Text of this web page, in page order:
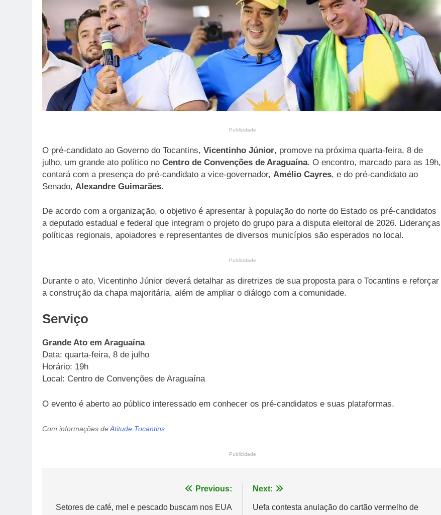
Publicidade
O pré-candidato ao Governo do Tocantins, Vicentinho Júnior, promove na próxima quarta-feira, 8 de
julho, um grande ato político no Centro de Convenções de Araguaína. O encontro, marcado para as 19h,
contará com a presença do pré-candidato a vice-governador, Amélio Cayres, e do pré-candidato ao
Senado, Alexandre Guimarães.
De acordo com a organização, o objetivo é apresentar à população do norte do Estado os pré-candidatos
a deputado estadual e federal que integram o projeto do grupo para a disputa eleitoral de 2026. Lideranças
políticas regionais, apoiadores e representantes de diversos municípios são esperados no local.
Publicidade
Durante o ato, Vicentinho Júnior deverá detalhar as diretrizes de sua proposta para o Tocantins e reforçar
a construção da chapa majoritária, além de ampliar o diálogo com a comunidade.
Serviço
Grande Ato em Araguaína
Data: quarta-feira, 8 de julho
Horário: 19h
Local: Centro de Convenções de Araguaína
O evento é aberto ao público interessado em conhecer os pré-candidatos e suas plataformas.
Com informações deAtitude Tocantins
Publicidade
de
Previous:
Setores de café, mel e pescado buscam nos EUA
Next:
Uefa contesta anulação do cartão vermelho de